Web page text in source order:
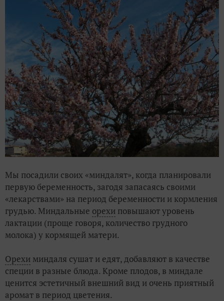
Мы посадили своих «миндалят», когда планировали
первую беременность, загодя запасаясь своими
«лекарствами» на период беременности и кормления
грудью. Миндальные орехи повышают уровень
лактации (проще говоря, количество грудного
молока) у кормящей матери.
Орехи миндаля сушат и едят, добавляют в качестве
специи в разные блюда. Кроме плодов, в миндале
ценится эстетичный внешний вид и очень приятный
аромат в период цветения.